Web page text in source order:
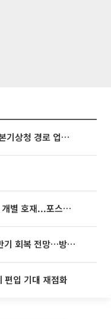
태풍 '돌핀' 오키나와 접근…일본기상청 경로 업데이트
[증시키워드] 반도체 충격 뚫은 개별 호재...포스코퓨처엠·에코프로·한화솔루션 '눈길'
iM "LIG D&A, 천궁-II 매출 하반기 회복 전망…방산 톱픽 유지"
입 기대 재점화